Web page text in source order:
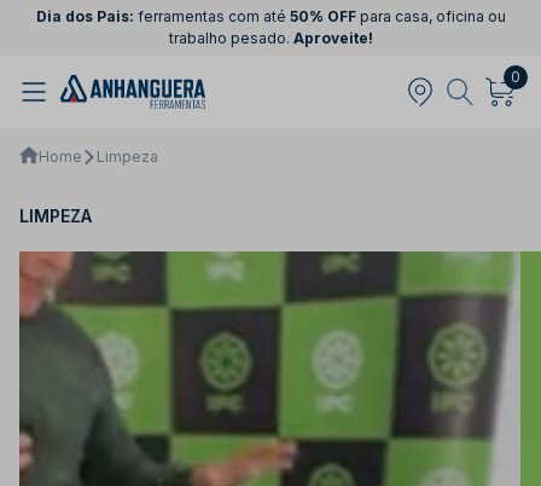
Dia dos Pais: ferramentas com até 50% OFFpara casa, oficina ou
trabalho pesado. Aproveite!
0
Home Limpeza
LIMPEZA